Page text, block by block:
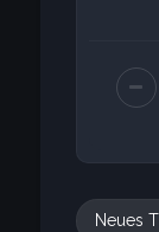
Neues